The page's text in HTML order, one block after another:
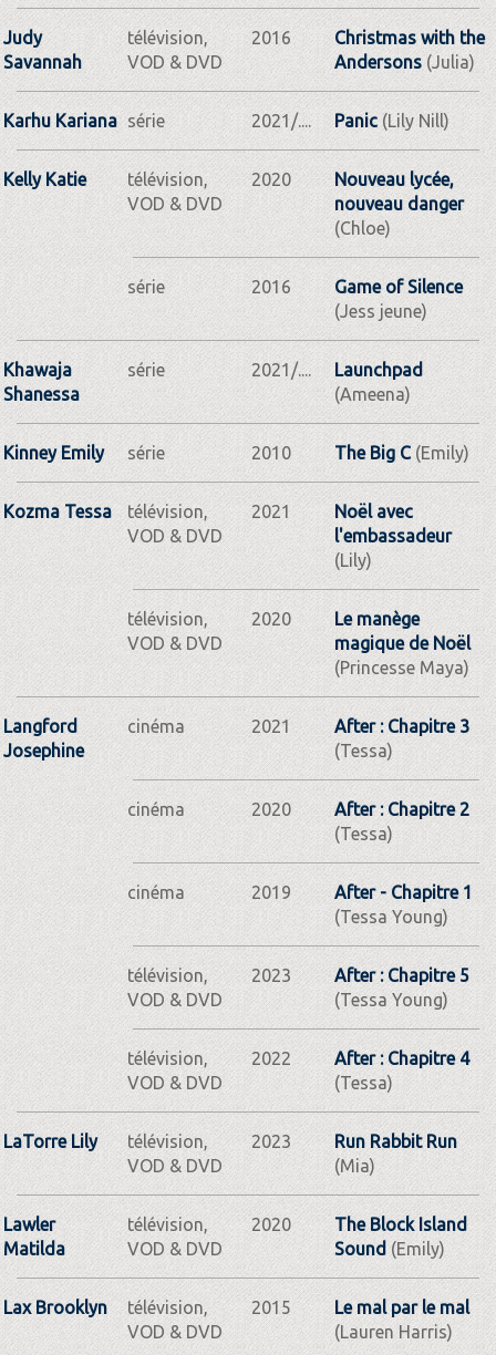
Judy
Savannah
télévision,
VOD & DVD
2016
Christmas with the
Andersons(Julia)
Karhu Kariana série 2021/.... Panic(Lily Nill)
Kelly Katie
télévision,
VOD & DVD
2020
Nouveau lycée,
nouveau danger
(Chloe)
série 2016
Game of Silence
(Jess jeune)
Khawaja
Shanessa
série 2021/....
Launchpad
(Ameena)
Kinney Emily série 2010 The Big C(Emily)
Kozma Tessa
télévision,
VOD & DVD
2021
Noël avec
l'embassadeur
(Lily)
télévision,
VOD & DVD
2020
Le manège
magique de Noël
(Princesse Maya)
Langford
Josephine
cinéma 2021
After : Chapitre 3
(Tessa)
cinéma 2020
After : Chapitre 2
(Tessa)
cinéma 2019
After - Chapitre 1
(Tessa Young)
télévision,
VOD & DVD
2023
After : Chapitre 5
(Tessa Young)
télévision,
VOD & DVD
2022
After : Chapitre 4
(Tessa)
LaTorre Lily
télévision,
VOD & DVD
2023
Run Rabbit Run
(Mia)
Lawler
Matilda
télévision,
VOD & DVD
2020
The Block Island
Sound (Emily)
Lax Brooklyn
télévision,
VOD & DVD
2015
Le mal par le mal
(Lauren Harris)